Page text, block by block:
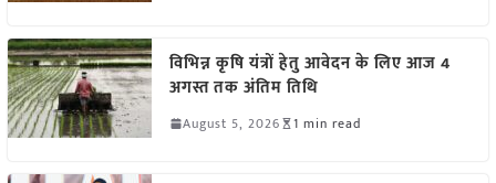
विभिन्न कृषि यंत्रों हेतु आवेदन के लिए आज 4
अगस्त तक अंतिम तिथि
August 5, 2026 1 min read